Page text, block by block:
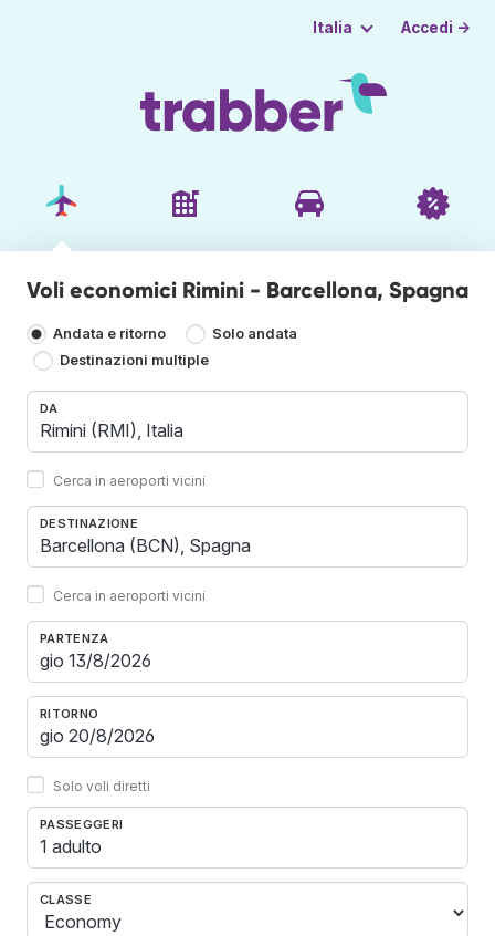
Italia Accedi →
Voli economici Rimini - Barcellona, Spagna
Andata e ritorno
Solo andata
Destinazioni multiple
DA
Cerca in aeroporti vicini
DESTINAZIONE
Cerca in aeroporti vicini
PARTENZA
RITORNO
Solo voli diretti
PASSEGGERI
1 adulto
CLASSE